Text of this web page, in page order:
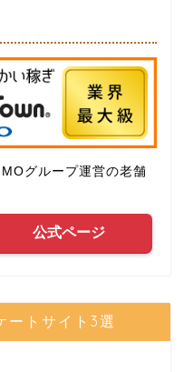
グループ運営の老舗
公式ページ
ートサイト3選